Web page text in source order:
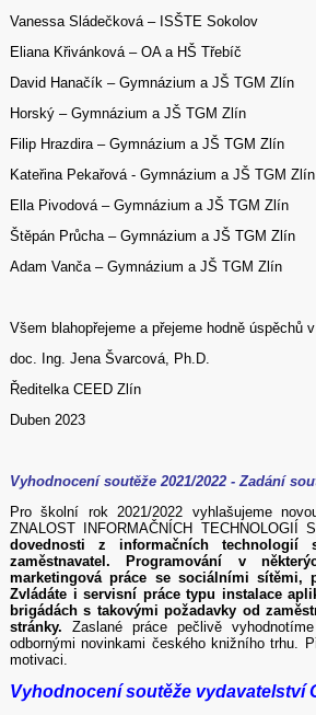
Vanessa Sládečková – ISŠTE Sokolov
Eliana Křivánková – OA a HŠ Třebíč
David Hanačík – Gymnázium a JŠ TGM Zlín
Horský – Gymnázium a JŠ TGM Zlín
Filip Hrazdira – Gymnázium a JŠ TGM Zlín
Kateřina Pekařová - Gymnázium a JŠ TGM Zlín
Ella Pivodová – Gymnázium a JŠ TGM Zlín
Štěpán Průcha – Gymnázium a JŠ TGM Zlín
Adam Vanča – Gymnázium a JŠ TGM Zlín
Všem blahopřejeme a přejeme hodně
doc. Ing. Jena Švarcová, Ph.D.
Ředitelka CEED Zlín
Duben 2023
Vyhodnocení soutěže 2021/2022 - Zadání
Pro školní rok 2021/2022 vyhlašujeme
ZNALOST INFORMAČNÍCH TECHNOLOGIÍ
dovednosti z informačních
zaměstnavatel. Programování v
marketingová práce se sociálními sítěmi,
Zvládáte i servisní práce typu instalace
brigádách s takovými požadavky od
stránky. Zaslané práce pečlivě
odbornými novinkami českého knižního trhu.
motivaci.
Vyhodnocení soutěže vydavatelství